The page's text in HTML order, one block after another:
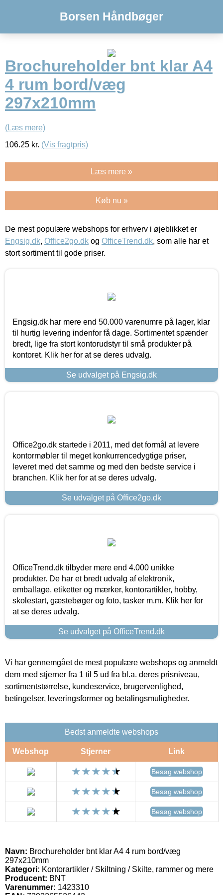
Borsen Håndbøger
Brochureholder bnt klar A4
4 rum bord/væg
297x210mm
(Læs mere)
106.25 kr. (Vis fragtpris)
Læs mere »
Køb nu »
De mest populære webshops for erhverv i øjeblikket er
Engsig.dk, Office2go.dk og OfficeTrend.dk, som alle har et
stort sortiment til gode priser.
Engsig.dk har mere end 50.000 varenumre på lager, klar
til hurtig levering indenfor få dage. Sortimentet spænder
bredt, lige fra stort kontorudstyr til små produkter på
kontoret. Klik her for at se deres udvalg.
Se udvalget på Engsig.dk
Office2go.dk startede i 2011, med det formål at levere
kontormøbler til meget konkurrencedygtige priser,
leveret med det samme og med den bedste service i
branchen. Klik her for at se deres udvalg.
Se udvalget på Office2go.dk
OfficeTrend.dk tilbyder mere end 4.000 unikke
produkter. De har et bredt udvalg af elektronik,
emballage, etiketter og mærker, kontorartikler, hobby,
skolestart, gæstebøger og foto, tasker m.m. Klik her for
at se deres udvalg.
Se udvalget på OfficeTrend.dk
Vi har gennemgået de mest populære webshops og anmeldt
dem med stjerner fra 1 til 5 ud fra bl.a. deres prisniveau,
sortimentstørrelse, kundeservice, brugervenlighed,
betingelser, leveringsformer og betalingsmuligheder.
Bedst anmeldte webshops
Webshop Stjerner Link
Besøg webshop
Besøg webshop
Besøg webshop
Navn: Brochureholder bnt klar A4 4 rum bord/væg
297x210mm
Kategori: Kontorartikler / Skiltning / Skilte, rammer og mere
Producent: BNT
Varenummer: 1423310